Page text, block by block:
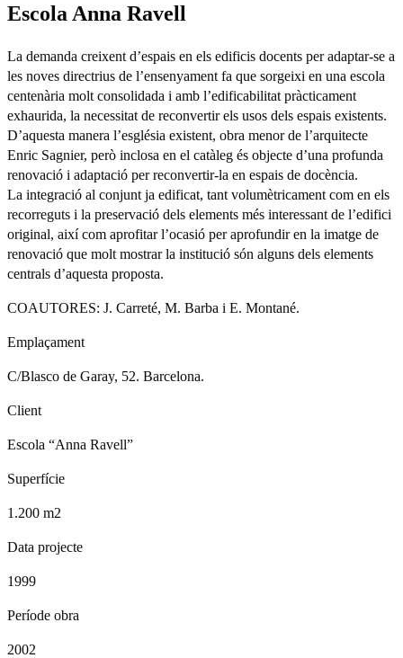
Escola Anna Ravell
La demanda creixent d’espais en els edificis docents per adaptar-se a
les noves directrius de l’ensenyament fa que sorgeixi en una escola
centenària molt consolidada i amb l’edificabilitat pràcticament
exhaurida, la necessitat de reconvertir els usos dels espais existents.
D’aquesta manera l’església existent, obra menor de l’arquitecte
Enric Sagnier, però inclosa en el catàleg és objecte d’una profunda
renovació i adaptació per reconvertir-la en espais de docència.
La integració al conjunt ja edificat, tant volumètricament com en els
recorreguts i la preservació dels elements més interessant de l’edifici
original, així com aprofitar l’ocasió per aprofundir en la imatge de
renovació que molt mostrar la institució són alguns dels elements
centrals d’aquesta proposta.
COAUTORES: J. Carreté, M. Barba i E. Montané.
Emplaçament
C/Blasco de Garay, 52. Barcelona.
Client
Escola “Anna Ravell”
Superfície
1.200 m2
Data projecte
1999
Període obra
2002